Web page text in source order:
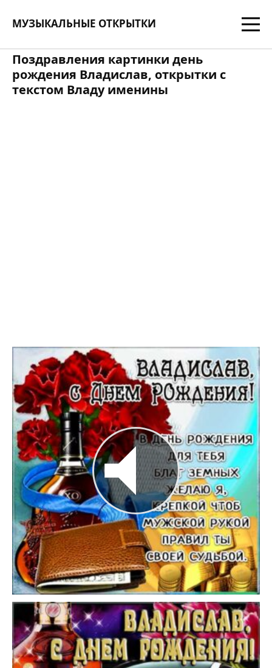
МУЗЫКАЛЬНЫЕ ОТКРЫТКИ
Поздравления картинки день
рождения Владислав, открытки с
текстом Владу именины